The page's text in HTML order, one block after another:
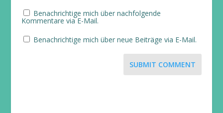
Benachrichtige mich über nachfolgende
Kommentare via E-Mail.
Benachrichtige mich über neue Beiträge via E-Mail.
SUBMIT COMMENT